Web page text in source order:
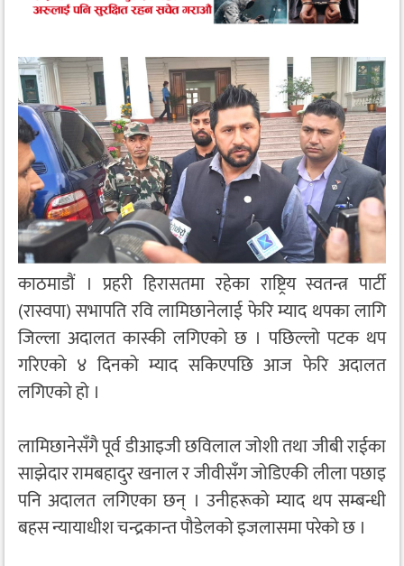
काठमाडौं । प्रहरी हिरासतमा रहेका राष्ट्रिय स्वतन्त्र पार्टी
(रास्वपा) सभापति रवि लामिछानेलाई फेरि म्याद थपका लागि
जिल्ला अदालत कास्की लगिएको छ । पछिल्लो पटक थप
गरिएको ४ दिनको म्याद सकिएपछि आज फेरि अदालत
लगिएको हो ।
लामिछानेसँगै पूर्व डीआइजी छविलाल जोशी तथा जीबी राईका
साझेदार रामबहादुर खनाल र जीवीसँग जोडिएकी लीला पछाइ
पनि अदालत लगिएका छन् । उनीहरूको म्याद थप सम्बन्धी
बहस न्यायाधीश चन्द्रकान्त पौडेलको इजलासमा परेको छ ।